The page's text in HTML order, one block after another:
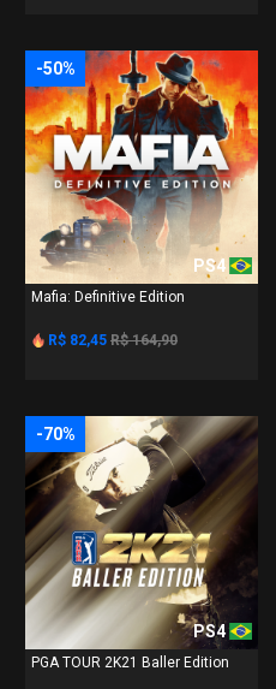
-50%
PS4
Mafia: Definitive Edition
R$ 82,45 R$ 164,90
-70%
PS4
PGA TOUR 2K21 Baller Edition